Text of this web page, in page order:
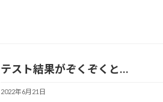
テスト結果がぞくぞくと…
2022年6月21日